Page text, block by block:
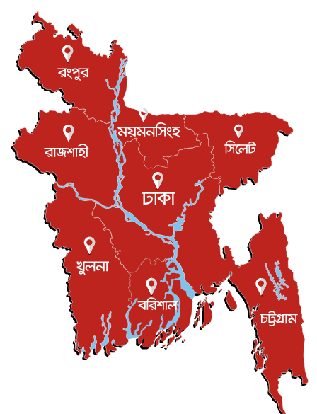
যুক্তরাজ্যে গ্রুমিং কেলেঙ্কারি : পাকিস্তানির অপরাধে অস্বস্তি...
আন্তর্জাতিক
বিরোধ কাটিয়ে কূটনৈতিক সম্পর্ক পুনঃস্থাপন করছে মেক্সিকো ও
আন্তর্জাতিক
এবার ওটিটিতে মুক্তি পেল ‘মালিক’
বিনোদন ৮ আগস্ট, ২০২৬
রিয়ালকে ‘না’ বলা রদ্রির জন্য বার্সার কাছে কত চাইল ম্যানসিটি
খেলাধুলা
শিল্পকলায় চলচ্চিত্র উৎসব, বিনা মূল্যে দেখা যাবে ৬ সিনেমা
বিনোদন ৮ আগস্ট, ২০২৬
ইস্ট লন্ডন মসজিদের জুমার খুতবা : “কুরআন হোক জীবন দেখার
লেন্স...
ইসলাম ও জীবন ৭ আগস্ট, ২০২৬
সিলেটের কন্যা মোহিনী রশিদ এনওয়াইপিডির উচ্চপদস্থ কর্মকর্তা
দেশজুড়ে ৬ আগস্ট, ২০২৬
আজ থেকে সবার জন্য উন্মুক্ত জুলাই স্মৃতি জাদুঘর
৬ আগস্ট, ২০২৬